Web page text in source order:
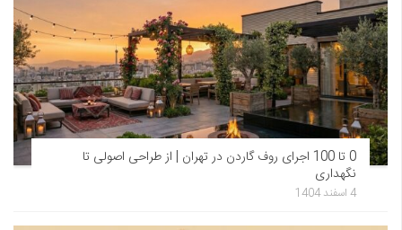
0 تا 100 اجرای روف گاردن در تهران | از طراحی اصولی تا
نگهداری
4 اسفند 1404